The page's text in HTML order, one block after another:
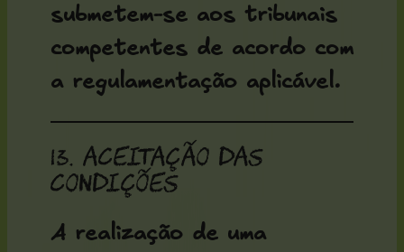
submetem-se aos tribunais
competentes de acordo com
a regulamentação aplicável.
13. Aceitação das
condições
A realização de uma